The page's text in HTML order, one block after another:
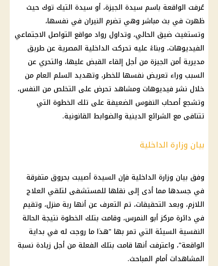
عُرفت الواقعة باسم سيدة الجيزة، أو سيدة التيك توك حيث
ظهرت في بث مباشر وهي تضرم النيران في نفسها،
وتستغيث ضيق الحالي، وتداول رواد مواقع التواصل الاجتماعي
الفيديوهات، وبناءً عليه تحركت الداخلية المصرية عن طريق
مديرية أمن الجيزة من أجل إلقاء القبض عليها، والتحري عن
السبب وراء تعريض نفسها للخطر، وتهديد السلم العام من
خلال نشر فيديوهات ومشاهد تحرض على التخلص من النفس،
وتشجع أصحاب النفوس الضعيفة على تلك الخطوة التي
تتنافى مع الشرائع الدينية والضوابط القانونية.
بيان وزارة الداخلية
وفق بيان وزارة الداخلية فإن السيدة أصيبت بحروق متفرقة
في جسدها مما أدى إلى نقلها للمستشفى لتلقي العلاج
اللازم، وبعد التحقيقات، تم التعرف عن أنها ربة منزل، وتقيم
في دائرة مركز أبو النمرس، وقامت بتلك الخطوة نتيجة الحالة
النفسية السيئة التي تمر بها "هذا ما روجت له في بداية
الواقعة"، واعترفت أنها قامت بتلك الفعلة من أجل زيادة نسبة
المشاهدات أمام المباحث.